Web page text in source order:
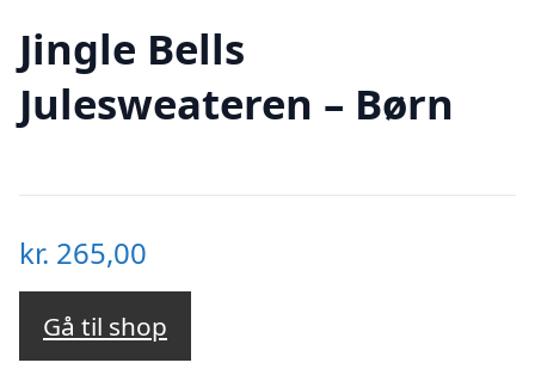
Jingle Bells
Julesweateren – Børn
kr. 265,00
Gå til shop